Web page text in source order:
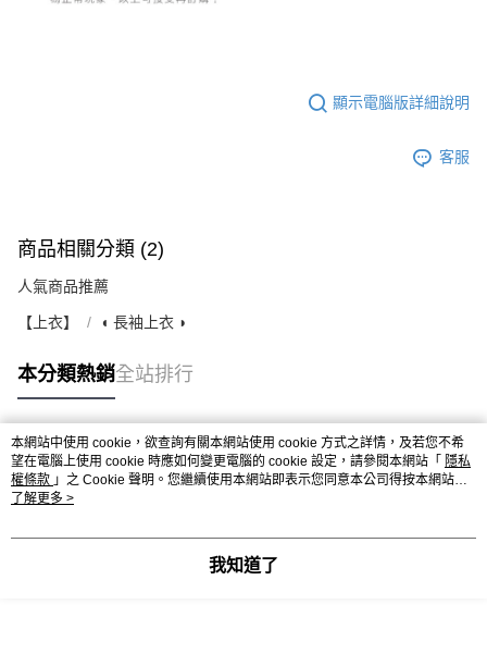
顯示電腦版詳細說明
客服
商品相關分類 (2)
人氣商品推薦
【上衣】 ◖ 長袖上衣 ◗
本分類熱銷全站排行
熱門標籤
本網站中使用 cookie，欲查詢有關本網站使用 cookie 方式之詳情，及若您不希
望在電腦上使用 cookie 時應如何變更電腦的 cookie 設定，請參閱本網站「 隱私
權條款 」之 Cookie 聲明。您繼續使用本網站即表示您同意本公司得按本網站使
用條款之 Cookie 聲明使用 cookie。
了解更多 >
我知道了